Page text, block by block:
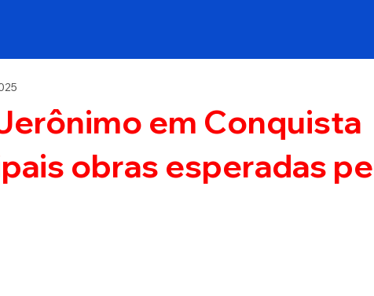
em Conquista
obras esperadas